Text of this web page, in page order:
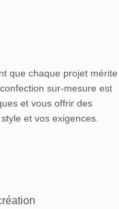
que chaque projet mérite
sur-mesure est
et vous offrir des
et vos exigences.